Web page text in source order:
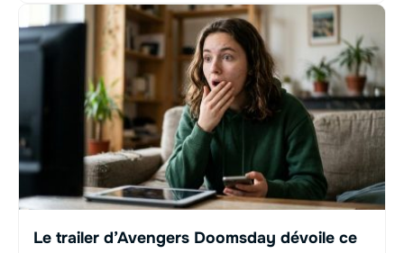
Le trailer d’Avengers Doomsday dévoile ce